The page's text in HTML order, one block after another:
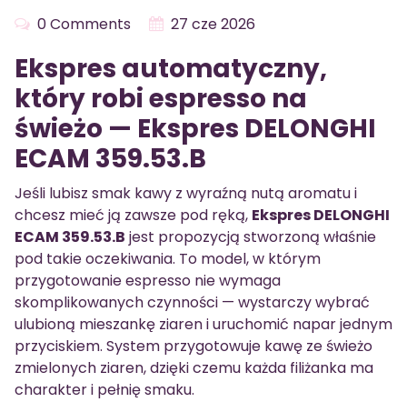
0 Comments 27 cze 2026
Ekspres automatyczny,
który robi espresso na
świeżo — Ekspres DELONGHI
ECAM 359.53.B
Jeśli lubisz smak kawy z wyraźną nutą aromatu i
chcesz mieć ją zawsze pod ręką, Ekspres DELONGHI
ECAM 359.53.B jest propozycją stworzoną właśnie
pod takie oczekiwania. To model, w którym
przygotowanie espresso nie wymaga
skomplikowanych czynności — wystarczy wybrać
ulubioną mieszankę ziaren i uruchomić napar jednym
przyciskiem. System przygotowuje kawę ze świeżo
zmielonych ziaren, dzięki czemu każda filiżanka ma
charakter i pełnię smaku.